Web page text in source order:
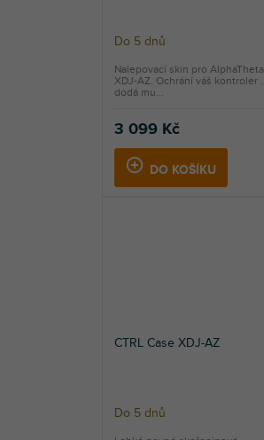
Do 5 dnů
3 099 Kč
DO KOŠÍKU
Nalepovací skin pro AlphaTheta
XDJ-AZ. Ochrání váš kontroler a
dodá mu...
CTRL Case XDJ-AZ
Do 5 dnů